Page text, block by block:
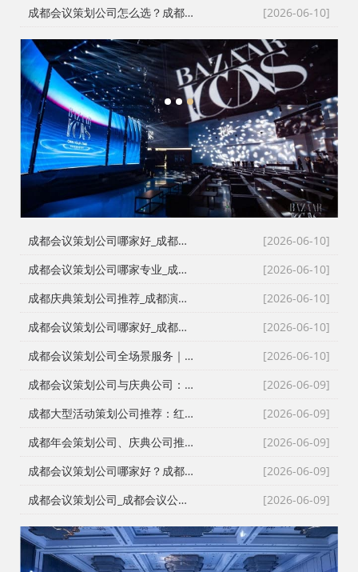
[2026-06-10]
成都会议策划公司怎么选？成都会务公司与成都活动执行公司全流程服务拆解
1 2 3
[2026-06-10]
成都会议策划公司哪家好_成都活动执行公司_成都庆典公司_火壶打铁花非遗表演全资源覆盖
[2026-06-10]
成都会议策划公司哪家专业_成都活动执行公司_成都庆典策划公司_全场景演艺资源快速匹配
[2026-06-10]
成都庆典策划公司推荐_成都演艺公司_成都活动执行公司_成都大型活动策划公司一手资源物美价廉
[2026-06-10]
成都会议策划公司哪家好_成都庆典策划公司排名_成都会务公司_成都活动执行公司专业团队推荐
[2026-06-10]
成都会议策划公司全场景服务｜成都活动公司活动类型全覆盖，成都会务公司一站式解决方案
[2026-06-09]
成都会议策划公司与庆典公司：红星商贸高难度活动执行实录
[2026-06-09]
成都大型活动策划公司推荐：红星27年深耕，专业靠谱团队大
[2026-06-09]
成都年会策划公司、庆典公司推荐：企业年会、周年庆典、颁奖典礼一站式承办，红星演艺与搭建团队专业靠谱
[2026-06-09]
成都会议策划公司哪家好？成都会务公司、会议公司推荐：红星活动专业承办新闻发布会与招商会
[2026-06-09]
成都会议策划公司_成都会议公司与成都年会策划公司专业执行团队